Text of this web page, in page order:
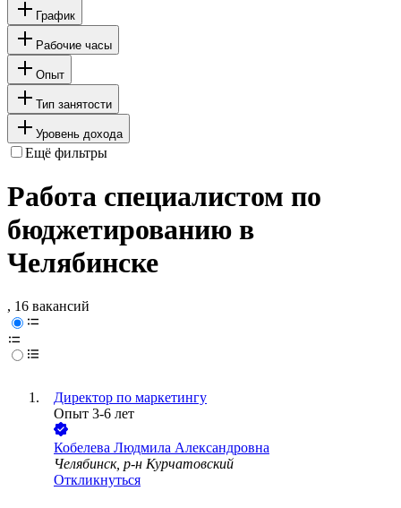
График
Рабочие часы
Опыт
Тип занятости
Уровень дохода
Ещё фильтры
Работа специалистом по
бюджетированию в
Челябинске
, 16 вакансий
Директор по маркетингу
Опыт 3-6 лет
Кобелева Людмила Александровна
Челябинск, р-н Курчатовский
Откликнуться